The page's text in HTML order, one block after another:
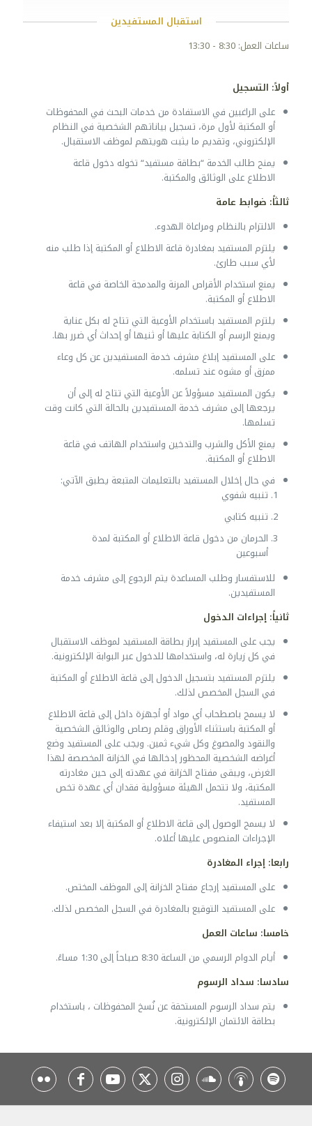
استقبال المستفيدين
ساعات العمل: 8:30 - 13:30
أولاً: التسجيل
على الراغبين في الاستفادة من خدمات البحث في المحفوظات
أو المكتبة لأول مرة، تسجيل بياناتهم الشخصية في النظام
الإلكتروني، وتقديم ما يثبت هويتهم لموظف الاستقبال.
يمنح طالب الخدمة “بطاقة مستفيد“ تخوله دخول قاعة
الاطلاع على الوثائق والمكتبة.
ثالثاً: ضوابط عامة
الالتزام بالنظام ومراعاة الهدوء.
يلتزم المستفيد بمغادرة قاعة الاطلاع أو المكتبة إذا طلب منه
لأي سبب طارئ.
يمنع استخدام الأقراص المرنة والمدمجة الخاصة في قاعة
الاطلاع أو المكتبة.
يلتزم المستفيد باستخدام الأوعية التي تتاح له بكل عناية
ويمنع الرسم أو الكتابة عليها أو ثنيها أو إحداث أي ضرر بها.
على المستفيد إبلاغ مشرف خدمة المستفيدين عن كل وعاء
ممزق أو مشوه عند تسلمه.
يكون المستفيد مسؤولاً عن الأوعية التي تتاح له إلى أن
يرجعها إلى مشرف خدمة المستفيدين بالحالة التي كانت وقت
تسلمها.
يمنع الأكل والشرب والتدخين واستخدام الهاتف في قاعة
الاطلاع أو المكتبة.
في حال إخلال المستفيد بالتعليمات المتبعة يطبق الآتي:
تنبيه شفوي
تنبيه كتابي
الحرمان من دخول قاعة الاطلاع أو المكتبة لمدة
أسبوعين
للاستفسار وطلب المساعدة يتم الرجوع إلى مشرف خدمة
المستفيدين.
ثانياً: إجراءات الدخول
يجب على المستفيد إبراز بطاقة المستفيد لموظف الاستقبال
في كل زيارة له، واستخدامها للدخول عبر البوابة الإلكترونية.
يلتزم المستفيد بتسجيل الدخول إلى قاعة الاطلاع أو المكتبة
في السجل المخصص لذلك.
لا يسمح باصطحاب أي مواد أو أجهزة داخل إلى قاعة الاطلاع
أو المكتبة باستثناء الأوراق وقلم رصاص والوثائق الشخصية
والنقود والمصوغ وكل شيء ثمين. ويجب على المستفيد وضع
أغراضه الشخصية المحظور إدخالها في الخزانة المخصصة لهذا
الغرض، ويبقى مفتاح الخزانة في عهدته إلى حين مغادرته
المكتبة، ولا تتحمل الهيئة مسؤولية فقدان أي عهدة تخص
المستفيد.
لا يسمح الوصول إلى قاعة الاطلاع أو المكتبة إلا بعد استيفاء
الإجراءات المنصوص عليها أعلاه.
رابعا: إجراء المغادرة
على المستفيد إرجاع مفتاح الخزانة إلى الموظف المختص.
على المستفيد التوقيع بالمغادرة في السجل المخصص لذلك.
خامسا: ساعات العمل
أيام الدوام الرسمي من الساعة 8:30 صباحاً إلى 1:30 مساءً.
سادسا: سداد الرسوم
يتم سداد الرسوم المستحقة عن نُسخ المحفوظات ، باستخدام
بطاقة الائتمان الإلكترونية.